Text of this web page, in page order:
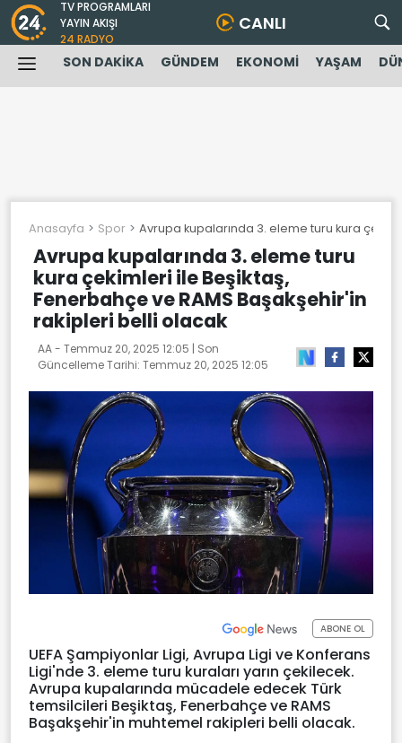
TV PROGRAMLARI
YAYIN AKIŞI
24 RADYO
CANLI
SON DAKİKA GÜNDEM EKONOMİ YAŞAM
Anasayfa Spor Avrupa kupalarında 3. eleme turu kura
Avrupa kupalarında 3. eleme turu
kura çekimleri ile Beşiktaş,
Fenerbahçe ve RAMS Başakşehir'in
rakipleri belli olacak
AA - Temmuz 20, 2025 12:05 | Son
Güncelleme Tarihi: Temmuz 20, 2025 12:05
ABONE OL
UEFA Şampiyonlar Ligi, Avrupa Ligi ve Konferans
Ligi'nde 3. eleme turu kuraları yarın çekilecek.
Avrupa kupalarında mücadele edecek Türk
temsilcileri Beşiktaş, Fenerbahçe ve RAMS
Başakşehir'in muhtemel rakipleri belli olacak.